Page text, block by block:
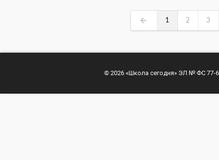
1 2 3
© 2026 «Школа сегодня» ЭЛ № ФС 77-